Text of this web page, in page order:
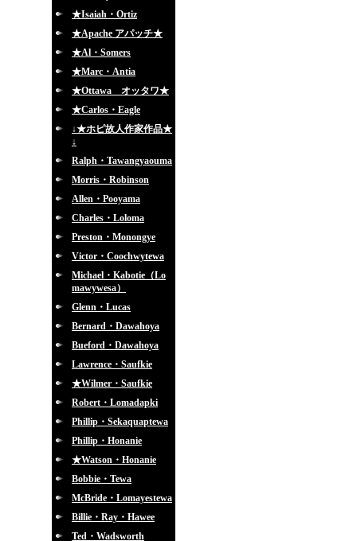
★Isaiah・Ortiz
★Apache アパッチ★
★Al・Somers
★Marc・Antia
★Ottawa オッタワ★
★Carlos・Eagle
↓★ホピ故人作家作品★
↓
Ralph・Tawangyaouma
Morris・Robinson
Allen・Pooyama
Charles・Loloma
Preston・Monongye
Victor・Coochwytewa
Michael・Kabotie（Lo
mawywesa）
Glenn・Lucas
Bernard・Dawahoya
Bueford・Dawahoya
Lawrence・Saufkie
★Wilmer・Saufkie
Robert・Lomadapki
Phillip・Sekaquaptewa
Phillip・Honanie
★Watson・Honanie
Bobbie・Tewa
McBride・Lomayestewa
Billie・Ray・Hawee
Ted・Wadsworth